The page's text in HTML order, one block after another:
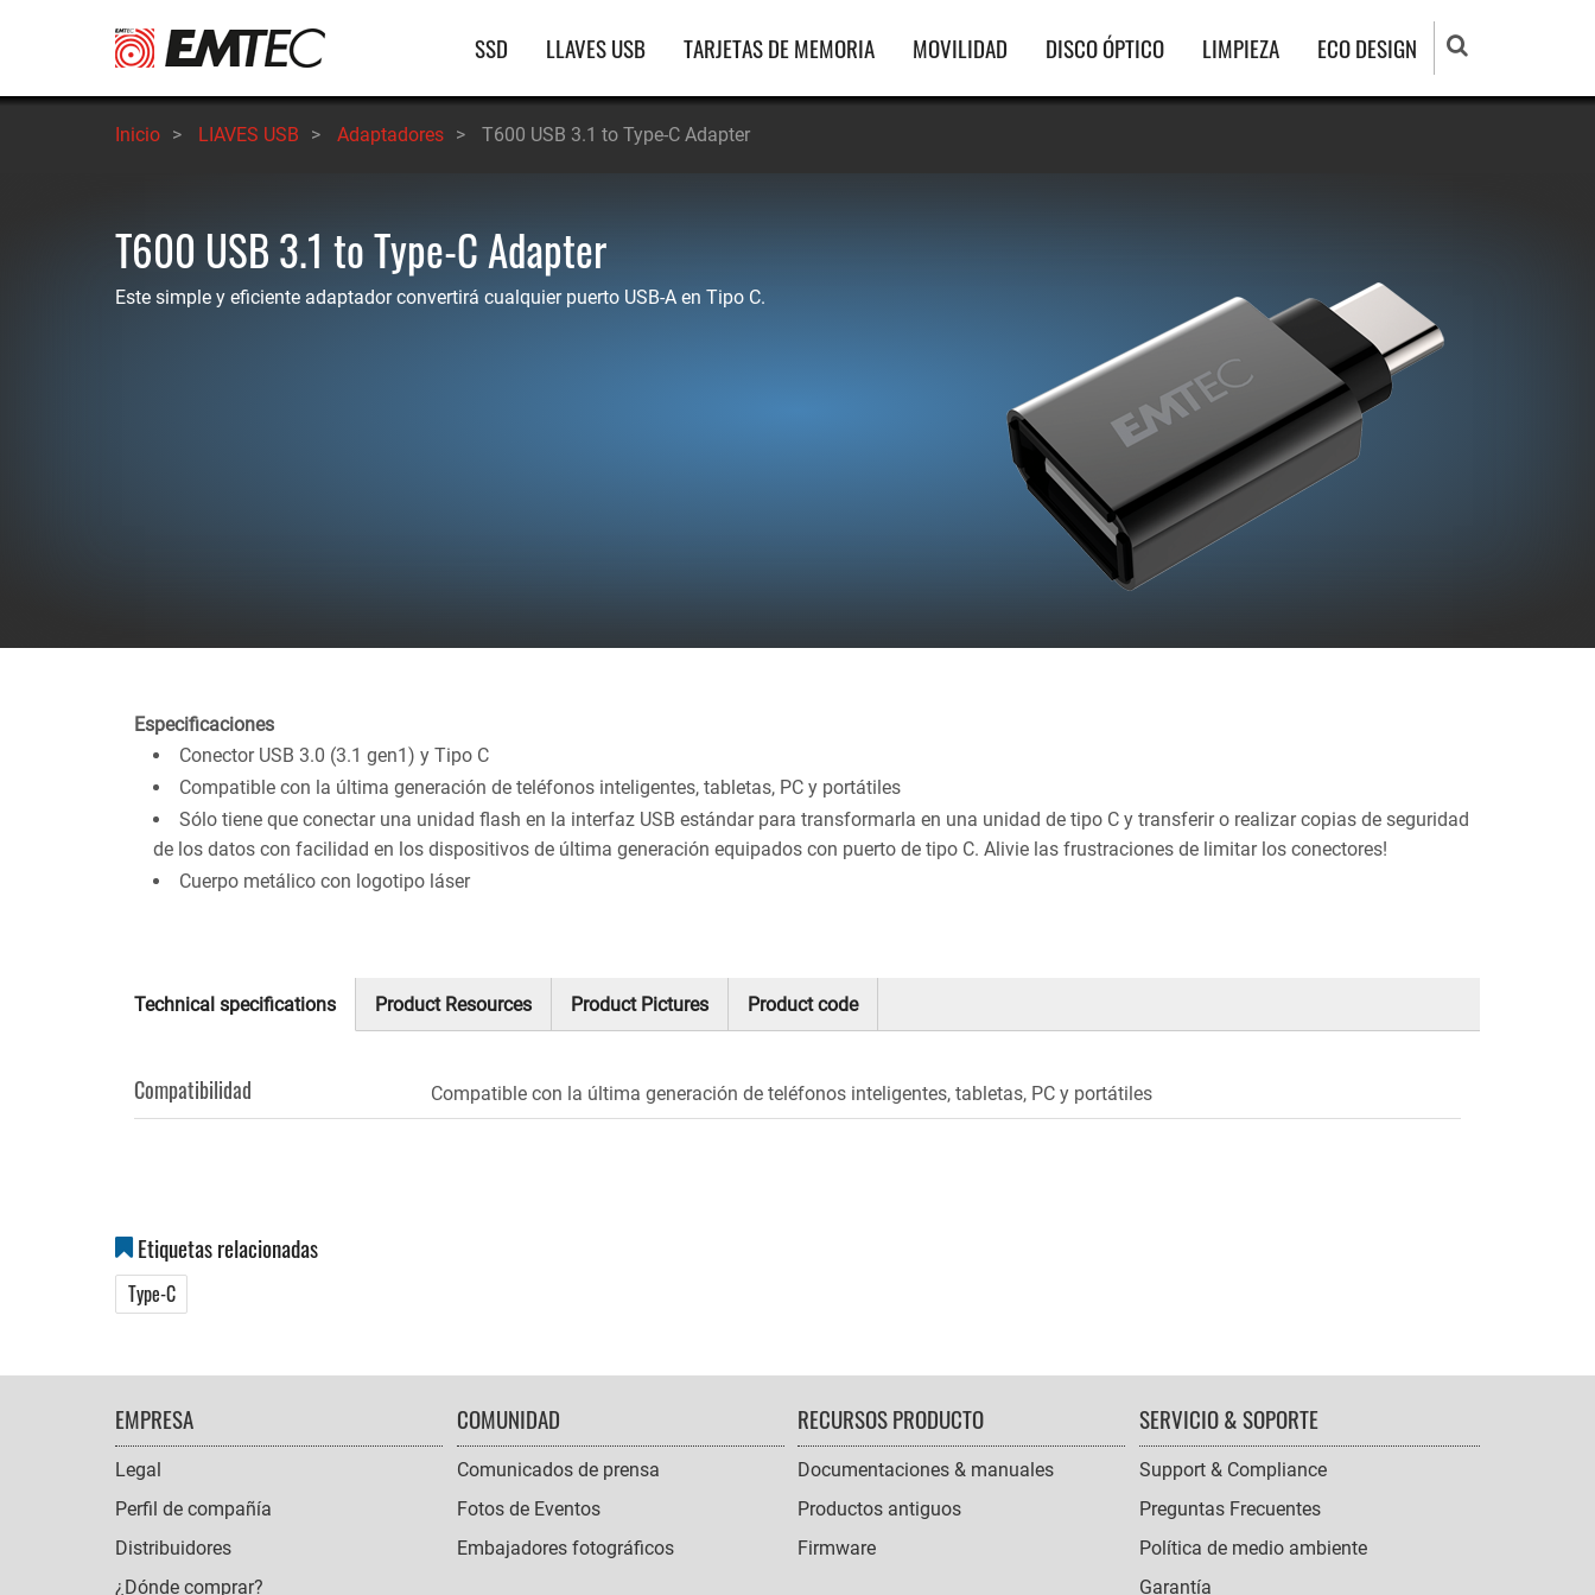
principal
Navegación
principal
SSD LLAVES USB TARJETAS DE MEMORIA MOVILIDAD DISCO ÓPTICO LIMPIEZA ECO DESIGN
Inicio > LIAVES USB > Adaptadores > T600 USB 3.1 to Type-C Adapter
T600 USB 3.1 to Type-C Adapter
Este simple y eficiente adaptador convertirá cualquier puerto USB-A en Tipo C.
Especificaciones
Conector USB 3.0 (3.1 gen1) y Tipo C
Compatible con la última generación de teléfonos inteligentes, tabletas, PC y portátiles
Sólo tiene que conectar una unidad flash en la interfaz USB estándar para transformarla en una unidad de tipo C y transferir o realizar copias de seguridad
de los datos con facilidad en los dispositivos de última generación equipados con puerto de tipo C. Alivie las frustraciones de limitar los conectores!
Cuerpo metálico con logotipo láser
Technical specifications
Product Resources Product Pictures Product code
Compatibilidad Compatible con la última generación de teléfonos inteligentes, tabletas, PC y portátiles
Etiquetas relacionadas
Type-C
FOOTER
NAVIGATION
EMPRESA
Legal
Perfil de compañía
Distribuidores
¿Dónde comprar?
COMUNIDAD
Comunicados de prensa
Fotos de Eventos
Embajadores fotográficos
RECURSOS PRODUCTO
Documentaciones & manuales
Productos antiguos
Firmware
SERVICIO & SOPORTE
Support & Compliance
Preguntas Frecuentes
Política de medio ambiente
Garantía